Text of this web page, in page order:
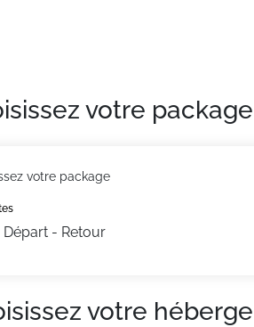
votre package
votre package
Départ - Retour
votre